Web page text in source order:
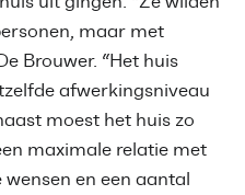
maar met
Brouwer. “Het huis
afwerkingsniveau
moest het huis zo
maximale relatie met
en een aantal